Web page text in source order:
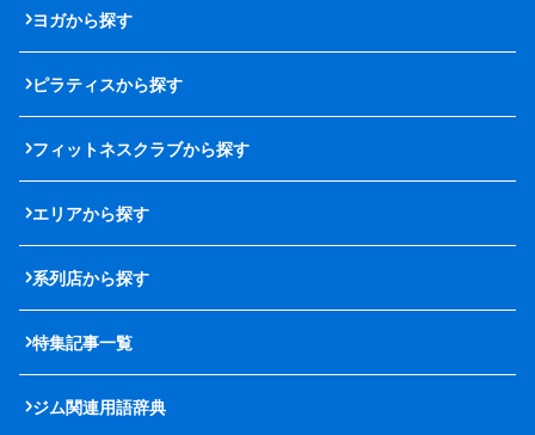
ヨガから探す
ピラティスから探す
フィットネスクラブから探す
エリアから探す
系列店から探す
特集記事一覧
ジム関連用語辞典